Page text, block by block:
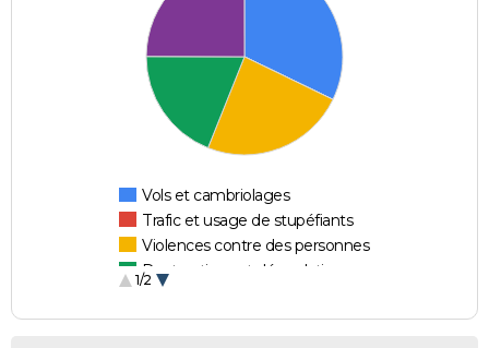
Vols et cambriolages
Trafic et usage de stupéfiants
Violences contre des personnes
Destructions et dégradations
1/2